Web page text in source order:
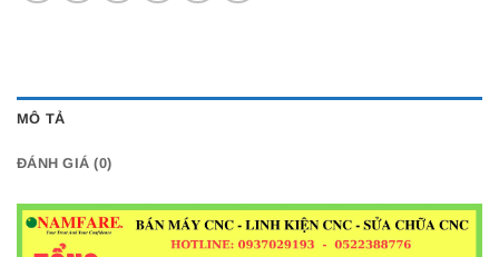
MÔ TẢ
ĐÁNH GIÁ (0)